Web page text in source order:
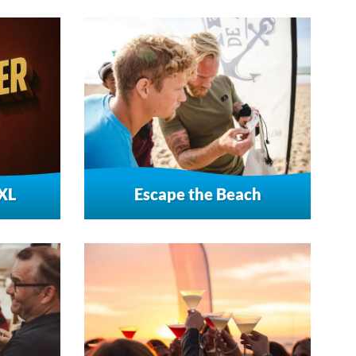
Escape the Beach